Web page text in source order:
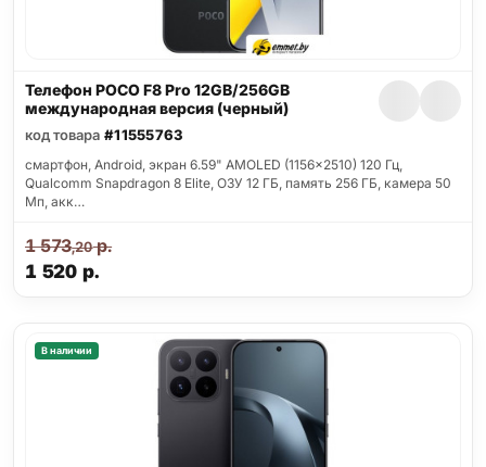
Телефон POCO F8 Pro 12GB/256GB
международная версия (черный)
код товара #11555763
смартфон, Android, экран 6.59" AMOLED (1156x2510) 120 Гц,
Qualcomm Snapdragon 8 Elite, ОЗУ 12 ГБ, память 256 ГБ, камера 50
Мп, акк…
1 520 р.
1 573,20р.
В наличии